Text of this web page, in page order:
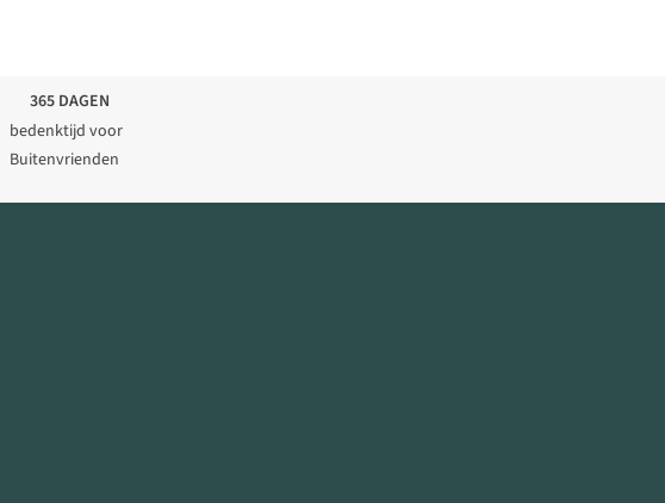
365 DAGEN
bedenktijd voor
Buitenvrienden